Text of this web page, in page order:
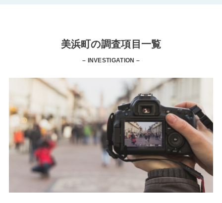
美浜町の調査項目一覧
– INVESTIGATION –